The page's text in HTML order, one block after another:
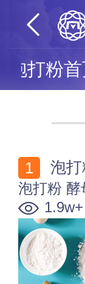
泡打粉
泡
泡打粉 酵
1.9w+